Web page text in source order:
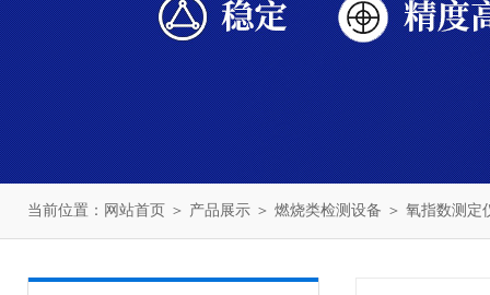
当前位置： 网站首页 ＞ 产品展示 ＞ 燃烧类检测设备 ＞ 氧指数测定